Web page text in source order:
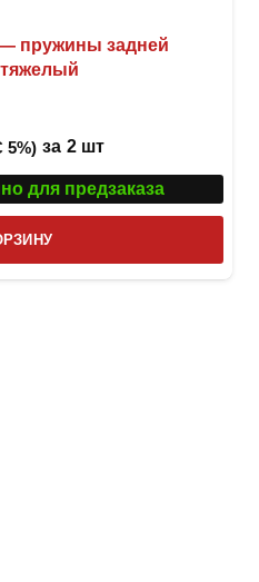
пружины задней
5%) за 2 шт
для предзаказа